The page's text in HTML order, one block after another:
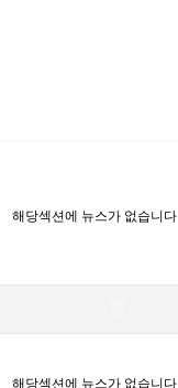
해당섹션에 뉴스가 없습니다
해당섹션에 뉴스가 없습니다